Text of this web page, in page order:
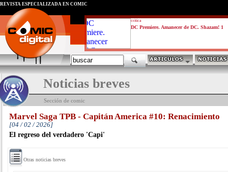
critica
DC Premiere. Amanecer de DC. Shazam! 1
REVISTA ESPECIALIZADA EN CÓMIC
Noticias breves
Sección de comic
Marvel Saga TPB - Capitán America #10: Renacimiento
[04 / 02 / 2026]
El regreso del verdadero 'Capi'
Otras noticias breves